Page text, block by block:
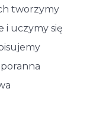
tworzymy
i uczymy się